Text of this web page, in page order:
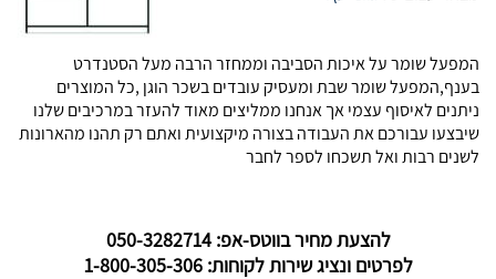
המפעל שומר על איכות הסביבה וממחזר הרבה מעל הסטנדרט
בענף,המפעל שומר שבת ומעסיק עובדים בשכר הוגן ,כל המוצרים
ניתנים לאיסוף עצמי אך אנחנו ממליצים מאוד להעזר במרכיבים שלנו
שיבצעו עבורכם את העבודה בצורה מיקצועית ואתם רק תהנו מהארונות
לשנים רבות ואל תשכחו לספר לחבר
להצעת מחיר בווטס-אפ: 050-3282714
לפרטים ונציג שירות לקוחות: 1-800-305-306